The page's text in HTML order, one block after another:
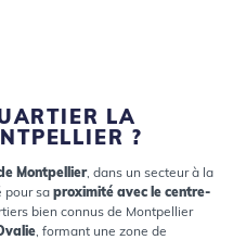
LA
?
Montpellier, dans un secteur à la
pour sa proximité avec le centre-
bien connus de Montpellier
, formant une zone de